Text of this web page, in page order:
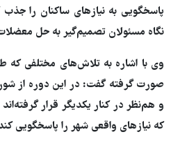
پاسخگویی به نیازهای ساکنان را
نگاه مسئولان تصمیم‌گیر به حل
وی با اشاره به تلاش‌های مختلفی
صورت گرفته گفت: در این دوره از
و هم‌نظر در کنار یکدیگر قرار
که نیازهای واقعی شهر را پاسخگویی